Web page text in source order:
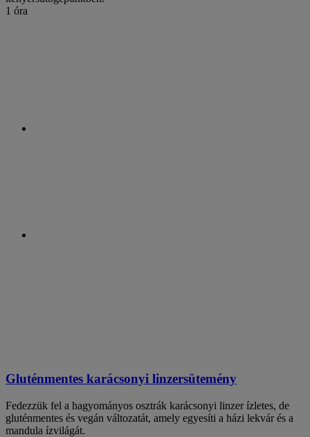
1 óra
Gluténmentes karácsonyi linzersütemény
Fedezzük fel a hagyományos osztrák karácsonyi linzer ízletes, de
gluténmentes és vegán változatát, amely egyesíti a házi lekvár és a
mandula ízvilágát.